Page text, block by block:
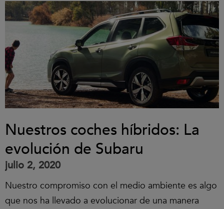
Nuestros coches híbridos: La
evolución de Subaru
julio 2, 2020
Nuestro compromiso con el medio ambiente es algo
que nos ha llevado a evolucionar de una manera